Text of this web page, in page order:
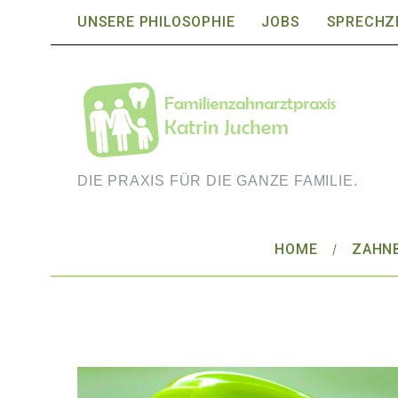
UNSERE PHILOSOPHIE JOBS
DIE PRAXIS FÜR DIE GANZE FAMILIE.
HOME